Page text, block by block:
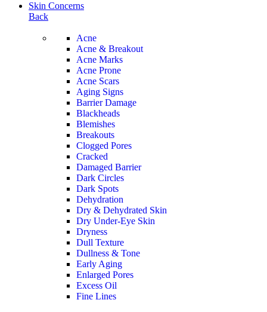
Skin Concerns
Back
Acne
Acne & Breakout
Acne Marks
Acne Prone
Acne Scars
Aging Signs
Barrier Damage
Blackheads
Blemishes
Breakouts
Clogged Pores
Cracked
Damaged Barrier
Dark Circles
Dark Spots
Dehydration
Dry & Dehydrated Skin
Dry Under-Eye Skin
Dryness
Dull Texture
Dullness & Tone
Early Aging
Enlarged Pores
Excess Oil
Fine Lines